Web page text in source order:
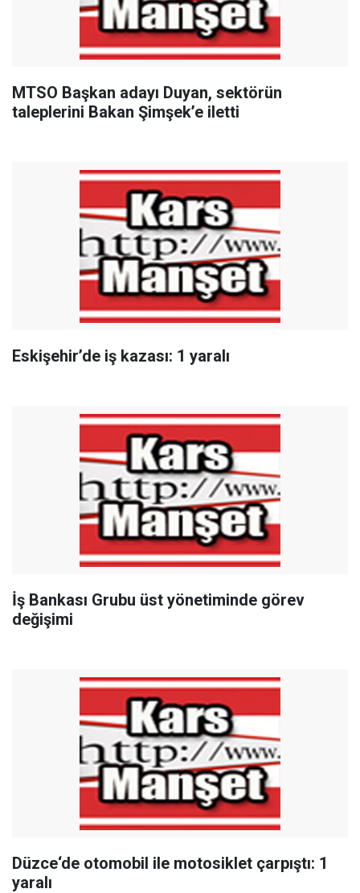
MTSO Başkan adayı Duyan, sektörün
taleplerini Bakan Şimşek’e iletti
Eskişehir’de iş kazası: 1 yaralı
İş Bankası Grubu üst yönetiminde görev
değişimi
Düzce‘de otomobil ile motosiklet çarpıştı: 1
yaralı